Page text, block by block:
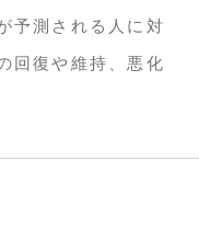
予測される人に対
回復や維持、悪化